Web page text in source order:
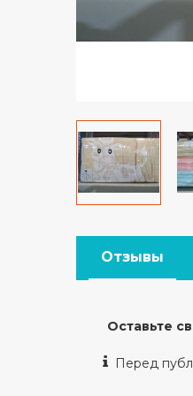
Отзывы
Оставьте
Перед